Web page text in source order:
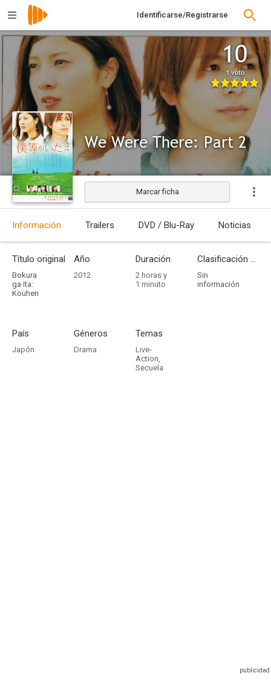
Identificarse/Registrarse
10
1 voto
We Were There: Part 2
Marcar ficha
Información Trailers DVD / Blu-Ray Noticias
Título original
Bokura
ga ita:
Kouhen
Año
2012
Duración
2 horas y
1 minuto
Clasificación por edades
Sin
información
País
Japón
Géneros
Drama
Temas
Live-
Action,
Secuela